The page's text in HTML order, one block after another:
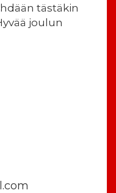
tästäkin
joulun